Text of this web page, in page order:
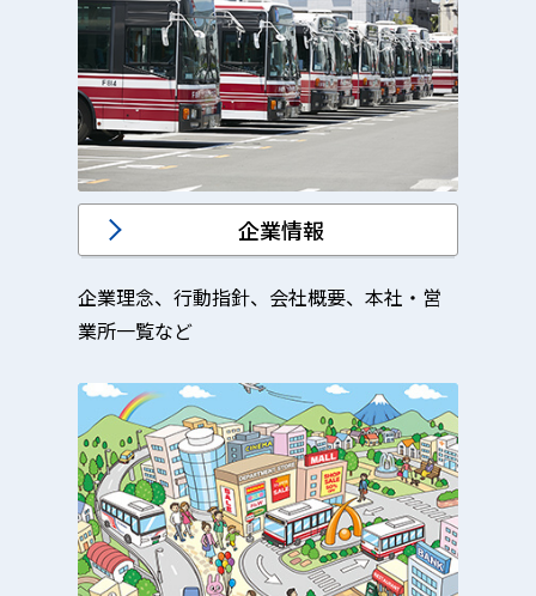
企業情報
企業理念、行動指針、会社概要、本社・営
業所一覧など